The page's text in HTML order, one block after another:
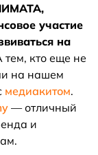
участие
на
тем, кто еще не
на нашем
медиакитом.
— отличный
и